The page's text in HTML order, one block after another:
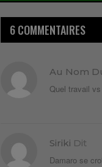
6 COMMENTAIRES
Au Nom
Quel travail
Siriki Dit
Damaro se